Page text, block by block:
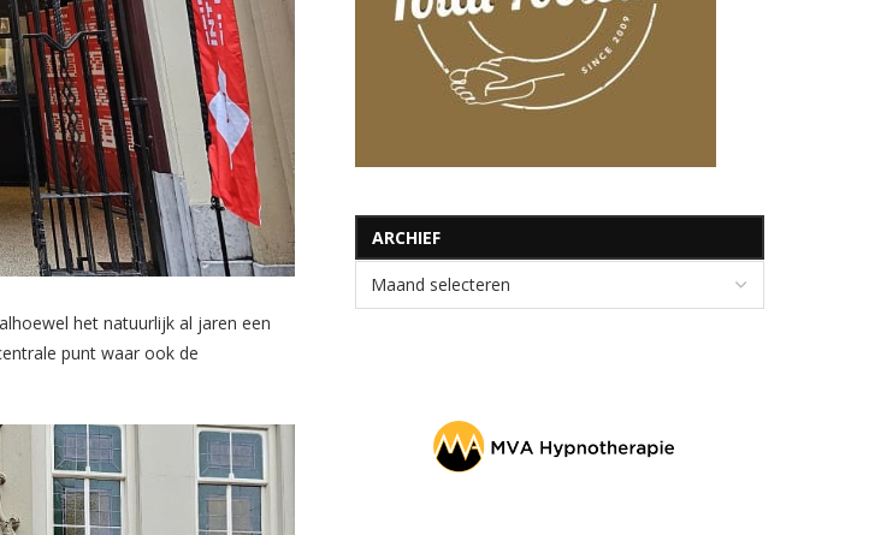
het natuurlijk al jaren een
punt waar ook de
ARCHIEF